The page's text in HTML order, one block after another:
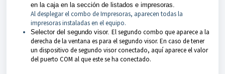
en la caja en la sección de listados e impresoras.
Al desplegar el combo de Impresoras, aparecen todas la
impresoras instaladas en el equipo.
Selector del segundo visor. El segundo combo que aparece a la
derecha de la ventana es para el segundo visor. En caso de tener
un dispositivo de segundo visor conectado, aquí aparece el valor
del puerto COM al que este se ha conectado.